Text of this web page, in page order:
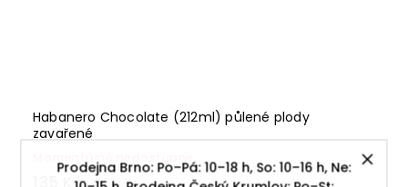
Prodejna Brno: Po–Pá: 10–18 h, So: 10–16 h, Ne:
Habanero Chocolate (212ml) půlené plody
zavařené
135 Kč